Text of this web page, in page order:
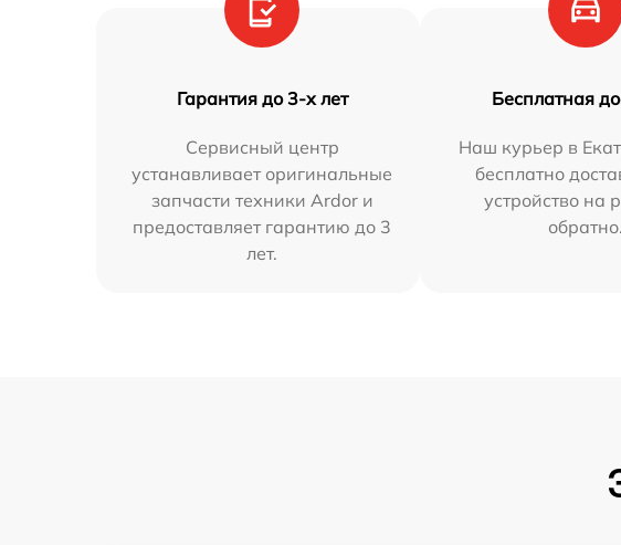
Гарантия до 3-х лет
Сервисный центр
устанавливает оригинальные
запчасти техники Ardor и
предоставляет гарантию до 3
лет.
Бесплатная
Наш курьер в
бесплатно
устройство на
обратно.